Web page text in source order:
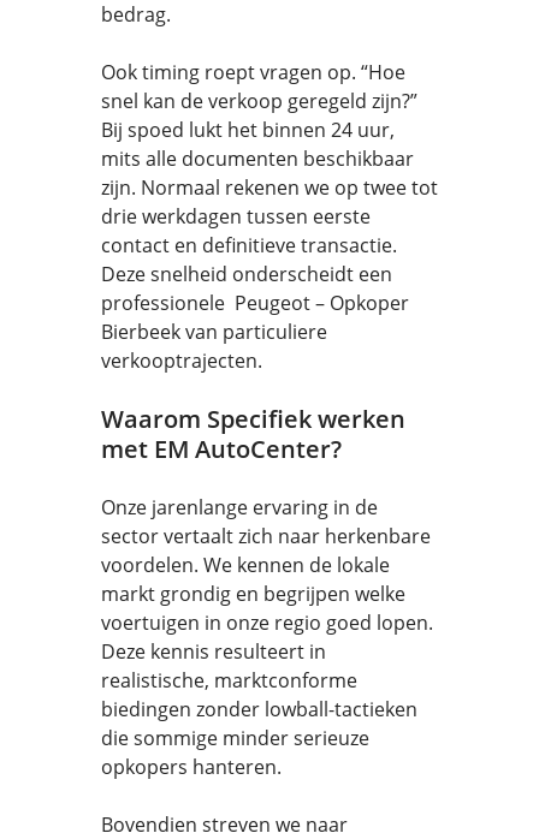
bedrag.
Ook timing roept vragen op. “Hoe
snel kan de verkoop geregeld zijn?”
Bij spoed lukt het binnen 24 uur,
mits alle documenten beschikbaar
zijn. Normaal rekenen we op twee tot
drie werkdagen tussen eerste
contact en definitieve transactie.
Deze snelheid onderscheidt een
professionele Peugeot – Opkoper
Bierbeek van particuliere
verkooptrajecten.
Waarom Specifiek werken
met EM AutoCenter?
Onze jarenlange ervaring in de
sector vertaalt zich naar herkenbare
voordelen. We kennen de lokale
markt grondig en begrijpen welke
voertuigen in onze regio goed lopen.
Deze kennis resulteert in
realistische, marktconforme
biedingen zonder lowball-tactieken
die sommige minder serieuze
opkopers hanteren.
Bovendien streven we naar